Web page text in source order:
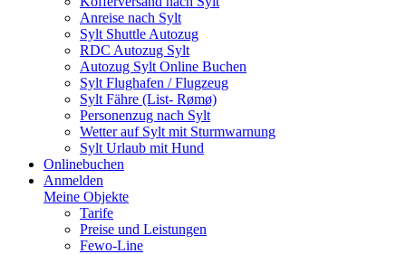
Anreise nach Sylt
Sylt Shuttle Autozug
RDC Autozug Sylt
Autozug Sylt Online Buchen
Sylt Flughafen / Flugzeug
Sylt Fähre (List- Rømø)
Personenzug nach Sylt
Wetter auf Sylt mit Sturmwarnung
Sylt Urlaub mit Hund
Onlinebuchen
Anmelden
Meine Objekte
Tarife
Preise und Leistungen
Fewo-Line